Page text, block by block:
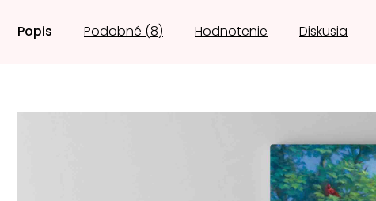
Popis Podobné (8) Hodnotenie Diskusia